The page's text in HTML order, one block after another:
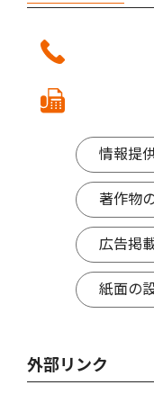
情報提
著作物
広告掲
紙面の
外部リンク